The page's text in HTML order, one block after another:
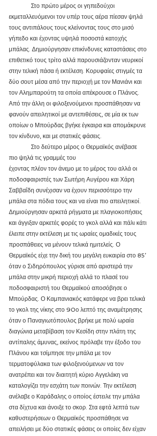
Στο πρώτο μέρος οι γηπεδούχοι
εκμεταλλευόμενοι τον υπέρ τους αέρα πίεσαν ψηλά
τους αντιπάλους τους κλείνοντας τους στο μισό
γήπεδο και έχοντας υψηλά ποσοστά κατοχής
μπάλας. Δημιούργησαν επικίνδυνες καταστάσεις στο
επιθετικό τους τρίτο αλλά παρουσιάζονταν νευρικοί
στην τελική πάσα ή εκτέλεση. Κορυφαίες στιγμές τα
δύο σουτ μέσα από την περιοχή με τον Μανιάνι και
τον Αλημπαρούτη τα οποία απέκρουσε ο Πλάνος.
Από την άλλη οι φιλοξενούμενοι προσπάθησαν να
φανούν απειλητικοί με αντεπιθέσεις, σε μία εκ των
οποίων ο Μπούρδας βγήκε έγκαιρα και απομάκρυνε
τον κίνδυνο, και με στατικές φάσεις.
Στο δεύτερο μέρος ο Θερμαϊκός ανέβασε
πιο ψηλά τις γραμμές του
έχοντας πλέον τον άνεμο με το μέρος του αλλά οι
ποδοσφαιριστές των Σωτήρη Αυγέρου και Χάρη
Σαββαΐδη συνέχισαν να έχουν περισσότερο την
μπάλα στα πόδια τους και να είναι πιο απειλητικοί.
Δημιούργησαν αρκετά ρήγματα με πλαγιοκοπήσεις
και άγγιξαν αρκετές φορές το γκολ αλλά και πάλι κάτι
έλειπε στην εκτέλεση με τις ωραίες ομαδικές τους
προσπάθειες να μένουν τελικά ημιτελείς. Ο
Θερμαϊκός είχε την δική του μεγάλη ευκαιρία στο 85’
όταν ο Σιδηρόπουλος γύρισε από αριστερά την
μπάλα στην μικρή περιοχή αλλά το πλασέ του
ποδοσφαιριστή του Θερμαϊκού αποσόβησε ο
Μπούρδας. Ο Καμπανιακός κατάφερε να βρει τελικά
το γκολ της νίκης στο 90ο λεπτό της αναμέτρησης
όταν ο Παναγιωτόπουλος βρήκε με πολύ ωραία
διαγώνια μεταβίβαση τον Κεσίδη στην πλάτη της
αντίπαλης άμυνας, εκείνος πρόλαβε την έξοδο του
Πλάνου και τσίμπησε την μπάλα με τον
τερματοφύλακα των φιλοξενούμενων να τον
ανατρέπει και τον διαιτητή κύριο Αγγελάκη να
καταλογίζει την εσχάτη των ποινών. Την εκτέλεση
ανέλαβε ο Καράδαλης ο οποίος έστειλε την μπάλα
στα δίχτυα και άνοιξε το σκορ. Στα εφτά λεπτά των
καθυστερήσεων ο Θερμαϊκός προσπάθησε να
απειλήσει με δύο στατικές φάσεις οι οποίες δεν είχαν